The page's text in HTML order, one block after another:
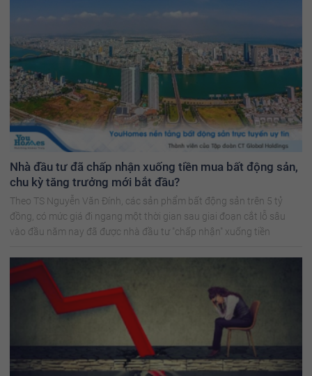
Nhà đầu tư đã chấp nhận xuống tiền mua bất động sản,
chu kỳ tăng trưởng mới bắt đầu?
Theo TS Nguyễn Văn Đính, các sản phẩm bất động sản trên 5 tỷ
đồng, có mức giá đi ngang một thời gian sau giai đoạn cắt lỗ sâu
vào đầu năm nay đã được nhà đầu tư "chấp nhận" xuống tiền